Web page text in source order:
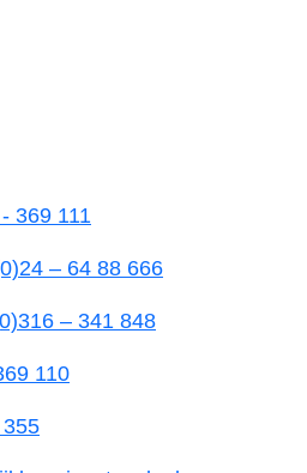
369 111
– 64 88 666
– 341 848
110